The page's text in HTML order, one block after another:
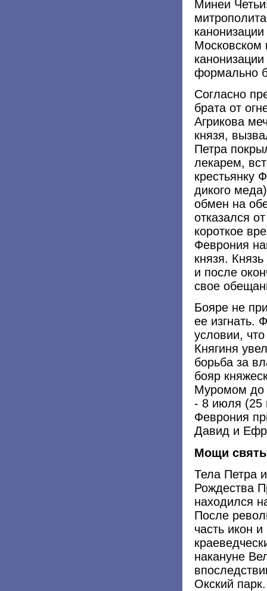
Минеи
Московском
формально
Согласно
брата от
Агрикова
князя,
Петра
лекарем,
крестьянку
дикого
обмен на
отказался
короткое
Феврония
князя.
и после
свое
Бояре не
ее изгнать.
условии,
Княгиня
борьба за
бояр
Муромом до
- 8 июля (25
Феврония
Давид и
Мощи
Тела Петра
Рождества
находился
После
часть икон
накануне
Окский парк.